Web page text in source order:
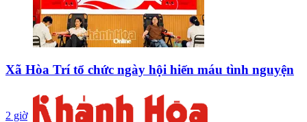
Xã Hòa Trí tổ chức ngày hội hiến máu tình nguyện
2 giờ